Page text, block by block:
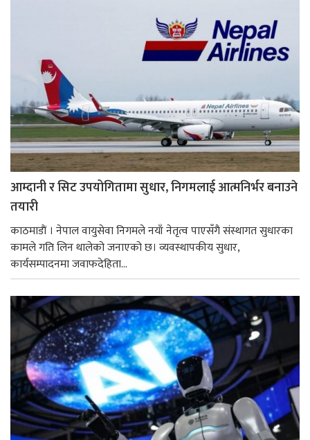
आम्दानी र सिट उपयोगितामा सुधार, निगमलाई आत्मनिर्भर बनाउने
तयारी
काठमाडाैं । नेपाल वायुसेवा निगमले नयाँ नेतृत्व पाएसँगै संस्थागत सुधारका
कामले गति लिन थालेको जनाएको छ। व्यवस्थापकीय सुधार,
कार्यसम्पादनमा जवाफदेहिता...